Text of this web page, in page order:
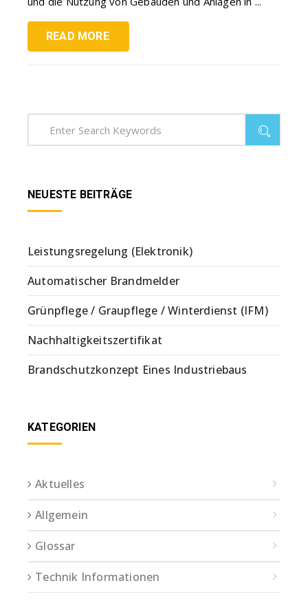
READ MORE
NEUESTE BEITRÄGE
Leistungsregelung (Elektronik)
Automatischer Brandmelder
Grünpflege / Graupflege / Winterdienst (IFM)
Nachhaltigkeitszertifikat
Brandschutzkonzept Eines Industriebaus
KATEGORIEN
Aktuelles
Allgemein
Glossar
Technik Informationen